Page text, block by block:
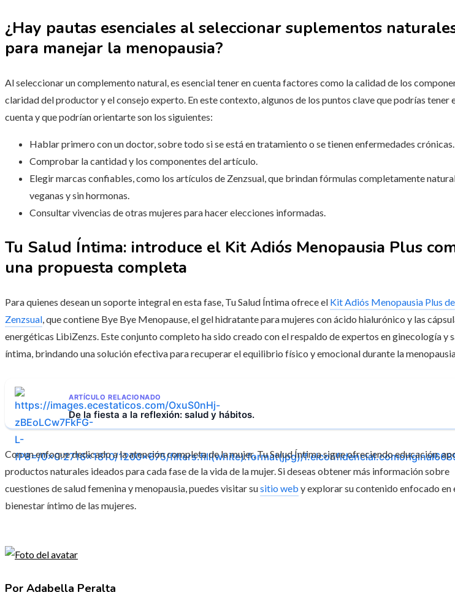
¿Hay pautas esenciales al seleccionar suplementos
para manejar la menopausia?
Al seleccionar un complemento natural, es esencial tener en cuenta factores como la calidad de los
claridad del productor y el consejo experto. En este contexto, algunos de los puntos clave que podrías tener
cuenta y que podrían orientarte son los siguientes:
Hablar primero con un doctor, sobre todo si se está en tratamiento o se tienen enfermedades crónicas.
Comprobar la cantidad y los componentes del artículo.
Elegir marcas confiables, como los artículos de Zenzsual, que brindan fórmulas completamente
veganas y sin hormonas.
Consultar vivencias de otras mujeres para hacer elecciones informadas.
Tu Salud Íntima: introduce el Kit Adiós Menopausia Plus
una propuesta completa
Para quienes desean un soporte integral en esta fase, Tu Salud Íntima ofrece el Kit Adiós Menopausia Plus de
Zenzsual, que contiene Bye Bye Menopause, el gel hidratante para mujeres con ácido hialurónico y las
energéticas LibiZenzs. Este conjunto completo ha sido creado con el respaldo de expertos en ginecología y
íntima, brindando una solución efectiva para recuperar el equilibrio físico y emocional durante la
ARTÍCULO RELACIONADO
De la fiesta a la reflexión: salud y hábitos.
Con un enfoque dedicado a la atención completa de la mujer, Tu Salud Íntima sigue ofreciendo educación,
productos naturales ideados para cada fase de la vida de la mujer. Si deseas obtener más información sobre
cuestiones de salud femenina y menopausia, puedes visitar susitio web y explorar su contenido enfocado en
bienestar íntimo de las mujeres.
Por Adabella Peralta